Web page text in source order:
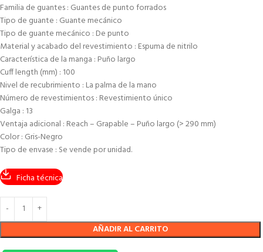
Familia de guantes : Guantes de punto forrados
Tipo de guante : Guante mecánico
Tipo de guante mecánico : De punto
Material y acabado del revestimiento : Espuma de nitrilo
Característica de la manga : Puño largo
Cuff length (mm) : 100
Nivel de recubrimiento : La palma de la mano
Número de revestimientos : Revestimiento único
Galga : 13
Ventaja adicional : Reach – Grapable – Puño largo (> 290 mm)
Color : Gris-Negro
Tipo de envase : Se vende por unidad.
Ficha técnica
AÑADIR AL CARRITO